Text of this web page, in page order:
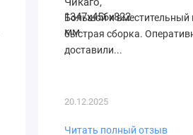
Большой и вместительный
быстрая сборка.
доставили...
20.12.2025
Читать полный отзыв